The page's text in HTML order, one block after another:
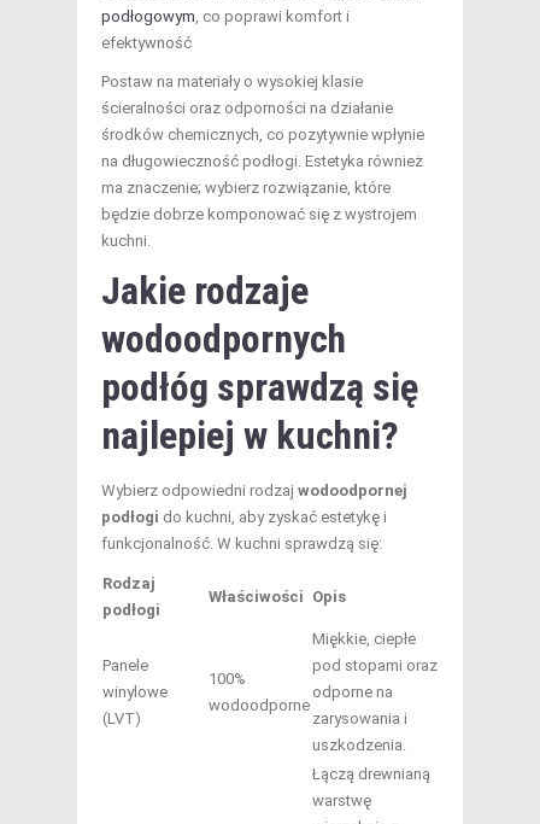
podłogowym , co poprawi komfort i
efektywność
Postaw na materiały o wysokiej klasie
ścieralności oraz odporności na działanie
środków chemicznych, co pozytywnie wpłynie
na długowieczność podłogi. Estetyka również
ma znaczenie; wybierz rozwiązanie, które
będzie dobrze komponować się z wystrojem
kuchni.
Jakie rodzaje
wodoodpornych
podłóg sprawdzą się
najlepiej w kuchni?
Wybierz odpowiedni rodzaj wodoodpornej
podłogi do kuchni, aby zyskać estetykę i
funkcjonalność. W kuchni sprawdzą się:
Rodzaj
podłogi
Właściwości Opis
Panele
winylowe
(LVT)
100%
wodoodporne
Miękkie, ciepłe
pod stopami oraz
odporne na
zarysowania i
uszkodzenia.
Łączą drewnianą
warstwę